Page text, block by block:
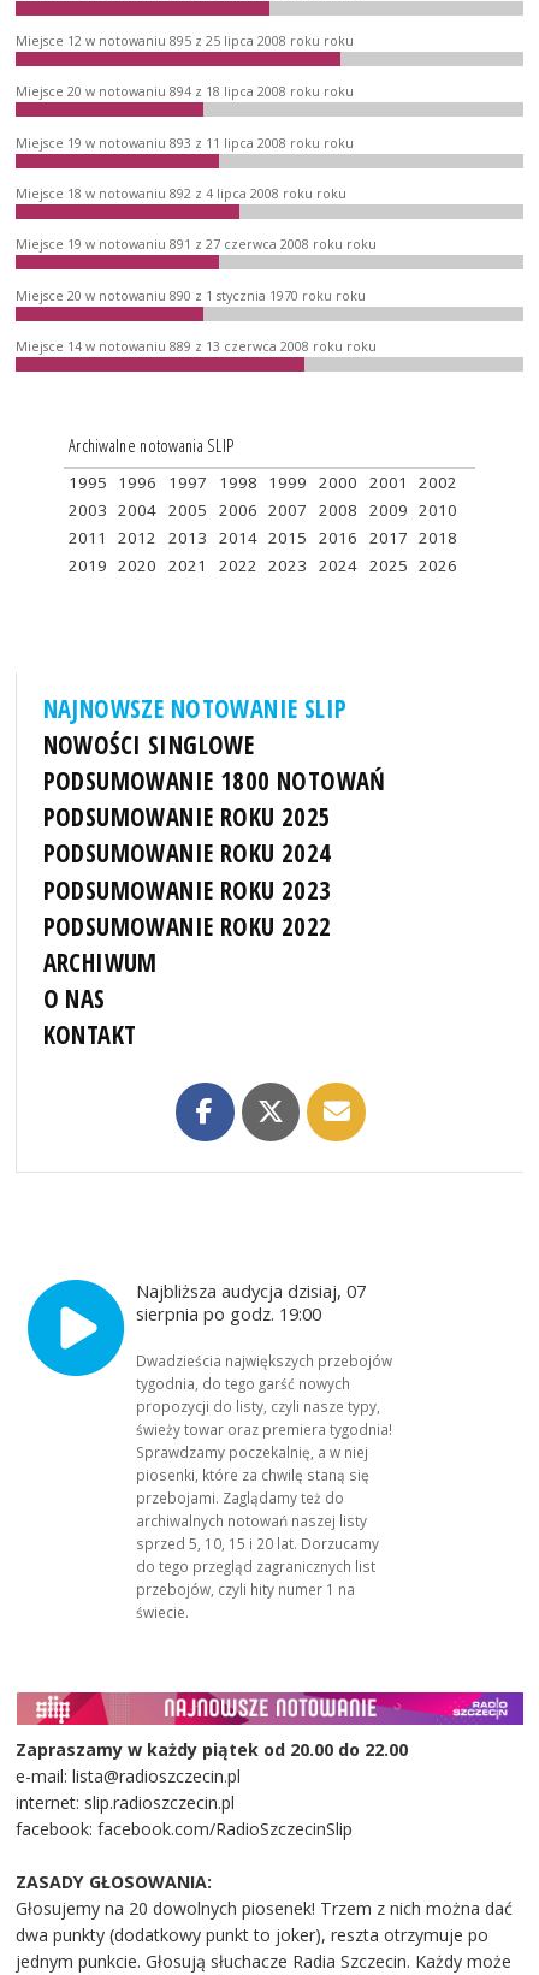
Miejsce 12 w notowaniu 895 z 25 lipca 2008 roku roku
Miejsce 20 w notowaniu 894 z 18 lipca 2008 roku roku
Miejsce 19 w notowaniu 893 z 11 lipca 2008 roku roku
Miejsce 18 w notowaniu 892 z 4 lipca 2008 roku roku
Miejsce 19 w notowaniu 891 z 27 czerwca 2008 roku roku
Miejsce 20 w notowaniu 890 z 1 stycznia 1970 roku roku
Miejsce 14 w notowaniu 889 z 13 czerwca 2008 roku roku
Archiwalne notowania SLIP
1995 1996 1997 1998 1999 2000 2001
2002
2003 2004 2005 2006 2007 2008 2009 2010
2011
2012 2013 2014 2015 2016 2017 2018
2019 2020 2021 2022 2023 2024 2025 2026
NAJNOWSZE NOTOWANIE SLIP
NOWOŚCI SINGLOWE
PODSUMOWANIE 1800 NOTOWAŃ
PODSUMOWANIE ROKU 2025
PODSUMOWANIE ROKU 2024
PODSUMOWANIE ROKU 2023
PODSUMOWANIE ROKU 2022
ARCHIWUM
O NAS
KONTAKT
Najbliższa audycja dzisiaj, 07
sierpnia po godz. 19:00
Dwadzieścia największych przebojów
tygodnia, do tego garść nowych
propozycji do listy, czyli nasze typy,
świeży towar oraz premiera tygodnia!
Sprawdzamy poczekalnię, a w niej
piosenki, które za chwilę staną się
przebojami. Zaglądamy też do
archiwalnych notowań naszej listy
sprzed 5, 10, 15 i 20 lat. Dorzucamy
do tego przegląd zagranicznych list
przebojów, czyli hity numer 1 na
świecie.
Zapraszamy w każdy piątek od 20.00 do 22.00
e-mail: lista@radioszczecin.pl
internet: slip.radioszczecin.pl
facebook: facebook.com/RadioSzczecinSlip
ZASADY GŁOSOWANIA:
Głosujemy na 20 dowolnych piosenek! Trzem z nich można dać
dwa punkty (dodatkowy punkt to joker), reszta otrzymuje po
jednym punkcie. Głosują słuchacze Radia Szczecin. Każdy może